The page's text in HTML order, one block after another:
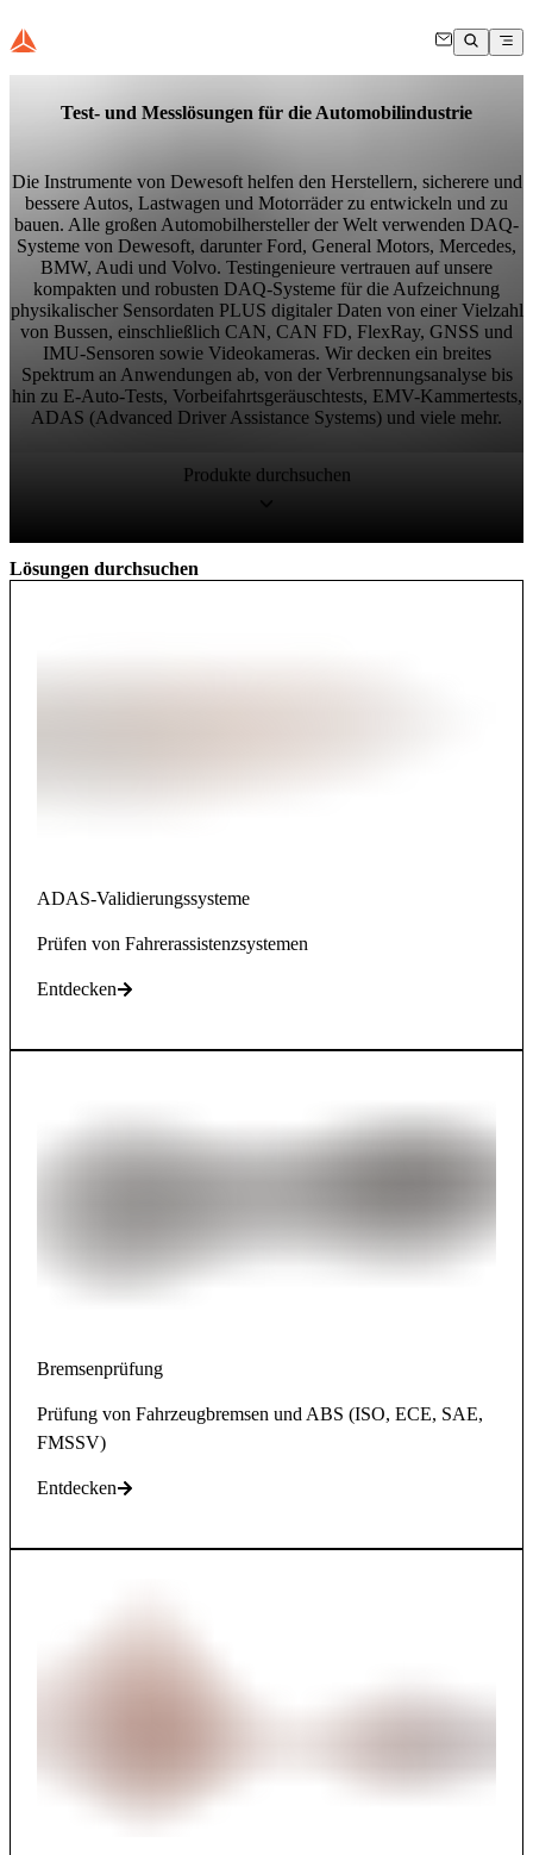
Test- und Messlösungen für die Automobilindustrie
Die Instrumente von Dewesoft helfen den Herstellern, sicherere und
bessere Autos, Lastwagen und Motorräder zu entwickeln und zu
bauen. Alle großen Automobilhersteller der Welt verwenden DAQ-
Systeme von Dewesoft, darunter Ford, General Motors, Mercedes,
BMW, Audi und Volvo. Testingenieure vertrauen auf unsere
kompakten und robusten DAQ-Systeme für die Aufzeichnung
physikalischer Sensordaten PLUS digitaler Daten von einer Vielzahl
von Bussen, einschließlich CAN, CAN FD, FlexRay, GNSS und
IMU-Sensoren sowie Videokameras. Wir decken ein breites
Spektrum an Anwendungen ab, von der Verbrennungsanalyse bis
hin zu E-Auto-Tests, Vorbeifahrtsgeräuschtests, EMV-Kammertests,
ADAS (Advanced Driver Assistance Systems) und viele mehr.
Produkte durchsuchen
Lösungen durchsuchen
ADAS-Validierungssysteme
Prüfen von Fahrerassistenzsystemen
Entdecken
Bremsenprüfung
Prüfung von Fahrzeugbremsen und ABS (ISO, ECE, SAE,
FMSSV)
Entdecken